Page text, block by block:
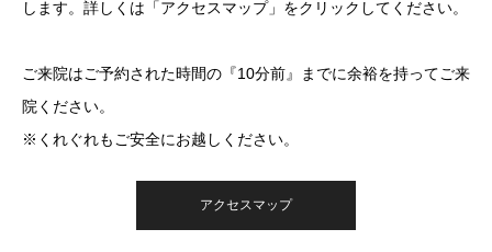
します。詳しくは「アクセスマップ」をクリックしてください。
ご来院はご予約された時間の『10分前』までに余裕を持ってご来
院ください。
※くれぐれもご安全にお越しください。
アクセスマップ